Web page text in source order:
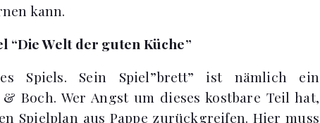
kann.
“Die Welt der guten Küche”
Spiels. Sein Spiel”brett” ist nämlich ein
Boch. Wer Angst um dieses kostbare Teil hat,
Spielplan aus Pappe zurückgreifen. Hier muss